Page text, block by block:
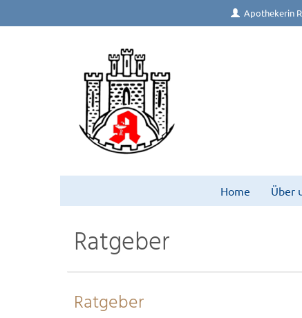
Apothekerin
Home Über
Ratgeber
Ratgeber